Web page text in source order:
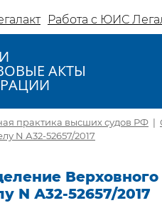
Работа с ЮИС
АКТЫ
практика высших судов РФ |
N А32-52657/2017
Верховного
N А32-52657/2017